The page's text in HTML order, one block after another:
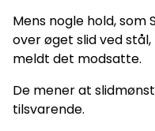
Mens nogle hold,
over øget slid ved
meldt det modsatte.
De mener at
tilsvarende.